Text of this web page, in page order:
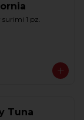
1 pz.
Tuna